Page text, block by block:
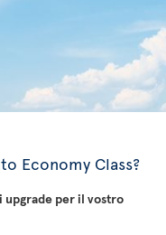
Economy Class?
per il vostro